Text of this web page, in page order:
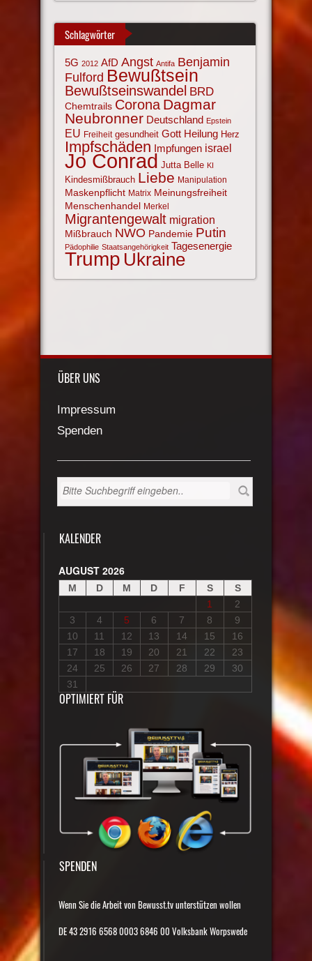
Schlagwörter
5G 2012 AfD Angst Antifa Benjamin
Fulford Bewußtsein
Bewußtseinswandel BRD
Chemtrails Corona Dagmar
Neubronner Deutschland Epstein
EU Freiheit gesundheit Gott Heilung Herz
Impfschäden Impfungen israel
Jo Conrad Jutta Belle KI
Kindesmißbrauch Liebe Manipulation
Maskenpflicht Matrix Meinungsfreiheit
Menschenhandel Merkel
Migrantengewalt migration
Mißbrauch NWO Pandemie Putin
Pädophilie Staatsangehörigkeit Tagesenergie
Trump Ukraine
ÜBER UNS
Impressum
Spenden
KALENDER
AUGUST 2026
M D M D F S
S
1
2
3
4 5 6 7 8
9
10
11 12 13 14 15
16
17
18 19 20 21 22
23
24
25 26 27 28 29
30
31
OPTIMIERT FÜR
SPENDEN
Wenn Sie die Arbeit von Bewusst.tv unterstützen wollen
DE 43 2916 6568 0003 6846 00 Volksbank Worpswede